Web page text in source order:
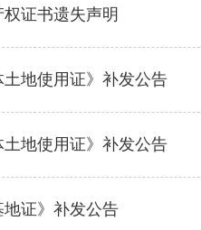
证书遗失声明
地使用证》补发公告
地使用证》补发公告
证》补发公告